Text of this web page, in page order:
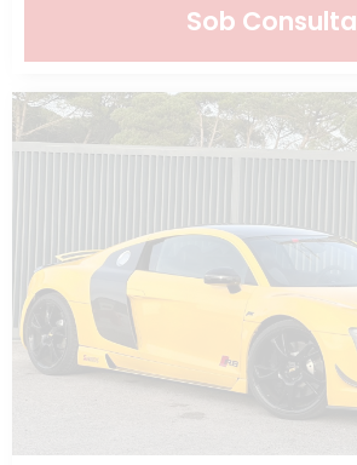
Sob Consulta